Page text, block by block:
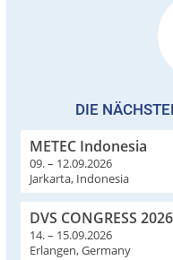
DIE
METEC Indonesia
09. – 12.09.2026
Jarkarta, Indonesia
DVS CONGRESS 2026
14. – 15.09.2026
Erlangen, Germany